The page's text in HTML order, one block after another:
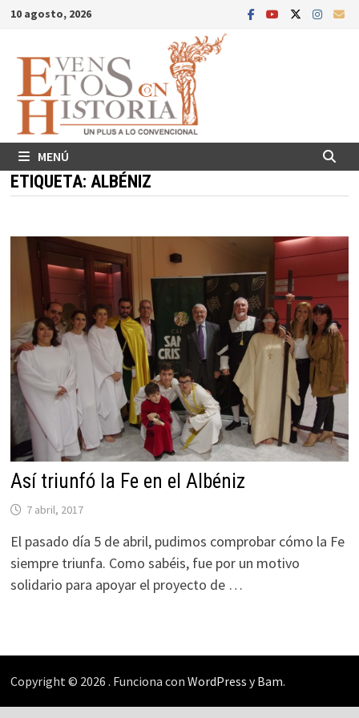
Saltar
contenido
10 agosto, 2026
MENÚ
ETIQUETA: ALBÉNIZ
Así triunfó la Fe en el Albéniz
7 abril, 2017
El pasado día 5 de abril, pudimos comprobar cómo la Fe
siempre triunfa. Como sabéis, fue por un motivo
solidario para apoyar el proyecto de …
Copyright © 2026 . Funciona con WordPress yBam.